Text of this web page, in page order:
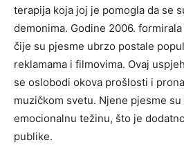
terapija koja joj je pomogla da se
demonima. Godine 2006.
čije su pjesme ubrzo postale
reklamama i filmovima. Ovaj
se oslobodi okova prošlosti i
muzičkom svetu. Njene pjesme
emocionalnu težinu, što je
publike.